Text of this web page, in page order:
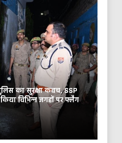
का सुरक्षा कवच, SSP
किया विभिन्न जगहों पर फ्लैग